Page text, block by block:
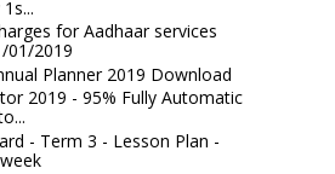
for Aadhaar services
01/2019
Planner 2019 Download
2019 - 95% Fully Automatic
- Term 3 - Lesson Plan -